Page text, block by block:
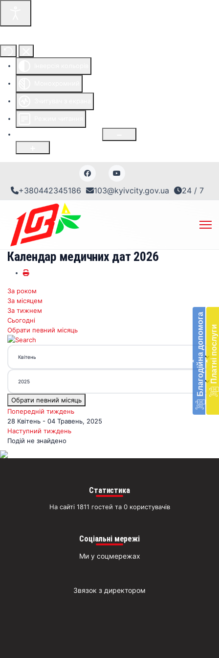
+380442345186 103@kyivcity.gov.ua 24 / 7
‹ Благодійна допомогав
‹ Платні послуги
Календар медичних дат 2026
За роком
За місяцем
За тижнем
Сьогодні
Обрати певний місяць
Обрати певний місяць
Попередній тиждень
28 Квітень - 04 Травень, 2025
Наступний тиждень
Подій не знайдено
Статистика
На сайті 1811 гостей та 0 користувачів
Соціальні мережі
Ми у соцмережах
Звязок з директором